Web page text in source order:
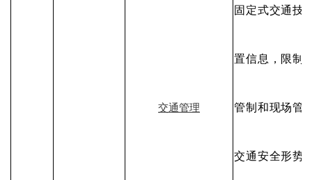
交通管理
固定式交通技
置信息，限制
管制和现场管
交通安全形势